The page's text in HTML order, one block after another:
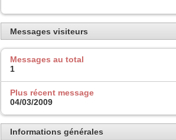
Messages visiteurs
Messages au total
1
Plus récent message
04/03/2009
Informations générales